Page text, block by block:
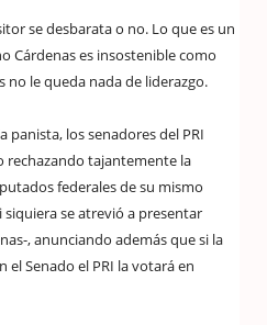
se desbarata o no. Lo que es un
Cárdenas es insostenible como
no le queda nada de liderazgo.
panista, los senadores del PRI
tajantemente la
federales de su mismo
se atrevió a presentar
, anunciando además que si la
el Senado el PRI la votará en